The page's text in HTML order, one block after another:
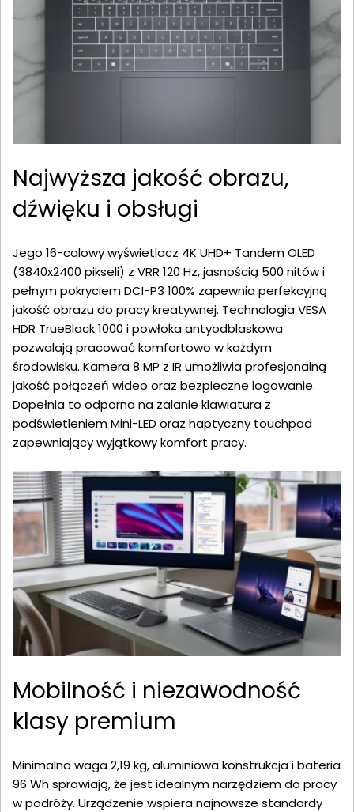
Najwyższa jakość obrazu,
dźwięku i obsługi
Jego 16-calowy wyświetlacz 4K UHD+ Tandem OLED
(3840x2400 pikseli) z VRR 120 Hz, jasnością 500 nitów i
pełnym pokryciem DCI-P3 100% zapewnia perfekcyjną
jakość obrazu do pracy kreatywnej. Technologia VESA
HDR TrueBlack 1000 i powłoka antyodblaskowa
pozwalają pracować komfortowo w każdym
środowisku. Kamera 8 MP z IR umożliwia profesjonalną
jakość połączeń wideo oraz bezpieczne logowanie.
Dopełnia to odporna na zalanie klawiatura z
podświetleniem Mini-LED oraz haptyczny touchpad
zapewniający wyjątkowy komfort pracy.
Mobilność i niezawodność
klasy premium
Minimalna waga 2,19 kg, aluminiowa konstrukcja i bateria
96 Wh sprawiają, że jest idealnym narzędziem do pracy
w podróży. Urządzenie wspiera najnowsze standardy